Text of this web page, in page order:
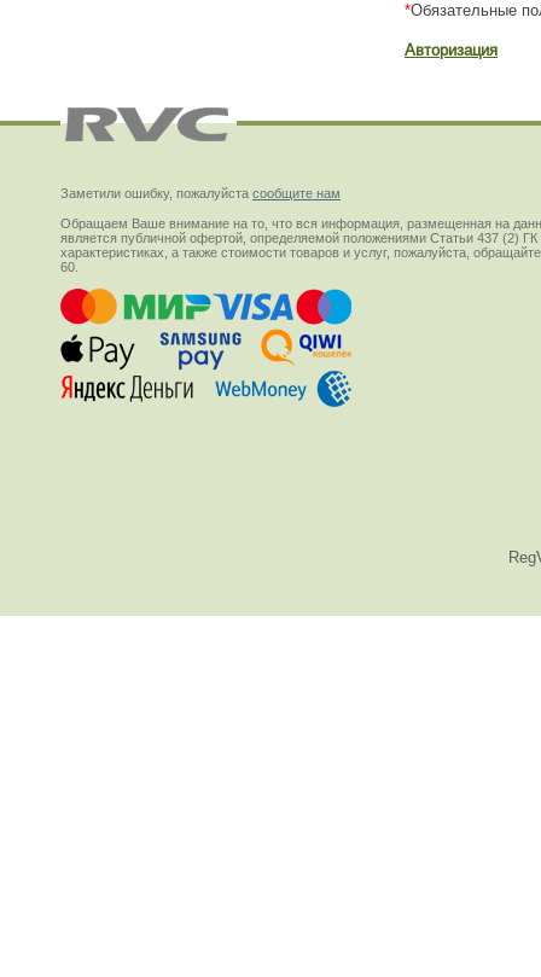
*Обязательные
Авторизация
Заметили ошибку, пожалуйста сообщите нам
Обращаем Ваше внимание на то, что вся информация, размещенная на
является публичной офертой, определяемой положениями Статьи 437 (2)
характеристиках, а также стоимости товаров и услуг, пожалуйста,
60.